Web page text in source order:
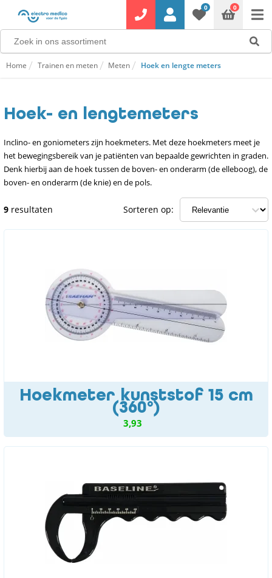
0 0
Home Trainen en meten Meten Hoek en lengte meters
Hoek- en lengtemeters
Inclino- en goniometers zijn hoekmeters. Met deze hoekmeters meet je
het bewegingsbereik van je patiënten van bepaalde gewrichten in graden.
Denk hierbij aan de hoek tussen de boven- en onderarm (de elleboog), de
boven- en onderarm (de knie) en de pols.
9 resultaten Sorteren op:
Hoekmeter kunststof 15 cm
(360°)
3,93